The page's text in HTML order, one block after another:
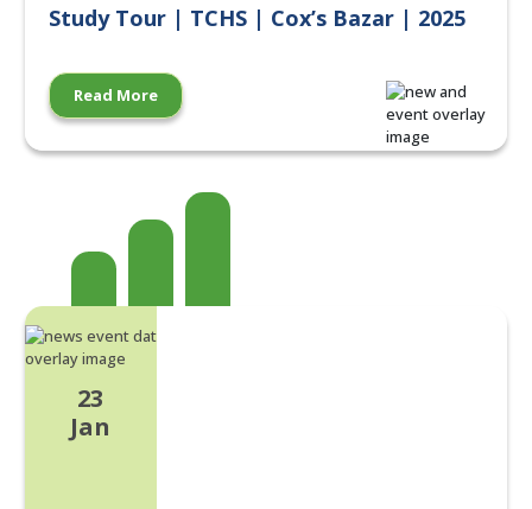
Study Tour | TCHS | Cox’s Bazar | 2025
Read More
23
Jan